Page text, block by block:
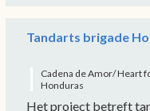
Tandarts brigade
Cadena de Amor/ Heart
Honduras
Het project betreft